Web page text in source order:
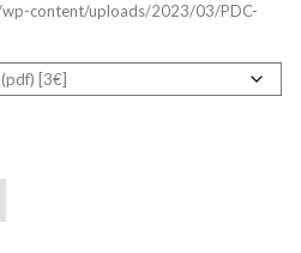
content/uploads/2023/03/PDC-